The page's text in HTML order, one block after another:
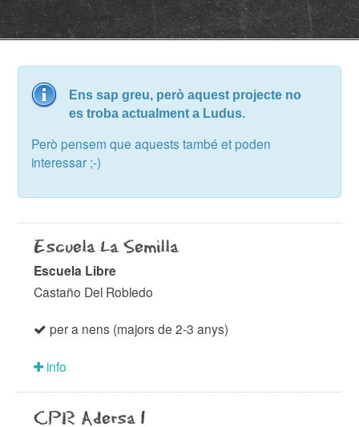
Ens sap greu, però aquest projecte no
es troba actualment a Ludus.
Però pensem que aquests també et poden
interessar ;-)
Escuela La Semilla
Escuela Libre
Castaño Del Robledo
per a nens (majors de 2-3 anys)
info
CPR Adersa 1